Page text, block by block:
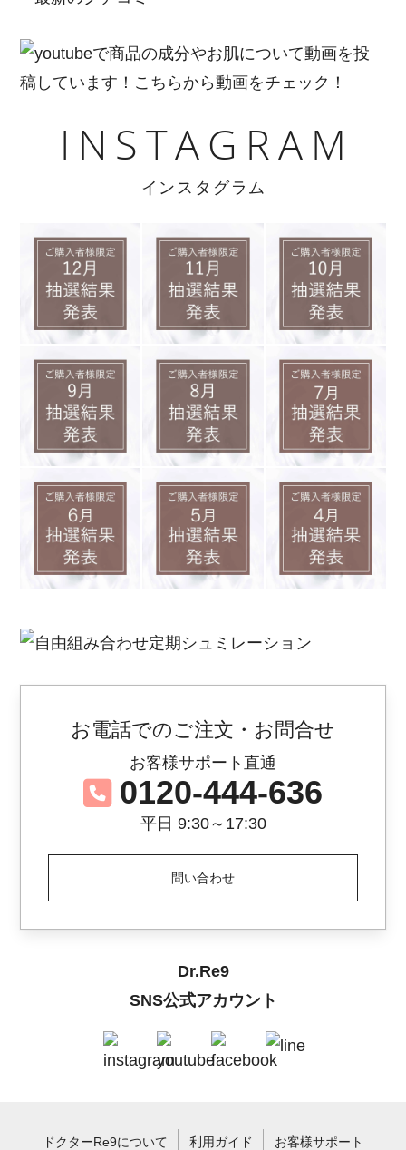
INSTAGRAM
インスタグラム
お電話でのご注文・お問合せ
お客様サポート直通
0120-444-636
平日 9:30～17:30
問い合わせ
Dr.Re9
SNS公式アカウント
ドクターRe9について 利用ガイド お客様サポート